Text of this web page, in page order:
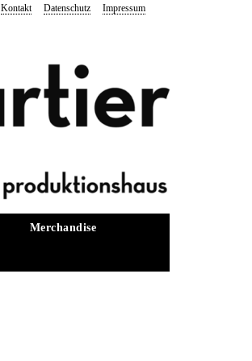
Kontakt Datenschutz Impressum
Merchandise